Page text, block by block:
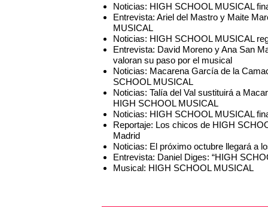
Noticias: HIGH SCHOOL MUSICAL
Entrevista: Ariel del Mastro y Maite
MUSICAL
Noticias: HIGH SCHOOL MUSICAL
Entrevista: David Moreno y Ana San
valoran su paso por el musical
Noticias: Macarena García de la
SCHOOL MUSICAL
Noticias: Talía del Val sustituirá a
HIGH SCHOOL MUSICAL
Noticias: HIGH SCHOOL MUSICAL
Reportaje: Los chicos de HIGH
Madrid
Noticias: El próximo octubre llegará a
Entrevista: Daniel Diges: “HIGH
Musical: HIGH SCHOOL MUSICAL